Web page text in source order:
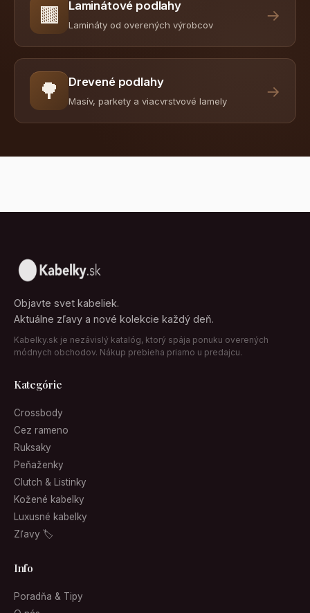
🟫 Laminátové podlahy
Lamináty od overených výrobcov
→
🌳 Drevené podlahy
Masív, parkety a viacvrstvové lamely
→
Objavte svet kabeliek.
Aktuálne zľavy a nové kolekcie každý deň.
Kabelky.sk je nezávislý katalóg, ktorý spája ponuku overených
módnych obchodov. Nákup prebieha priamo u predajcu.
Kategórie
Crossbody
Cez rameno
Ruksaky
Peňaženky
Clutch & Listinky
Kožené kabelky
Luxusné kabelky
Zľavy 🏷
Info
Poradňa & Tipy